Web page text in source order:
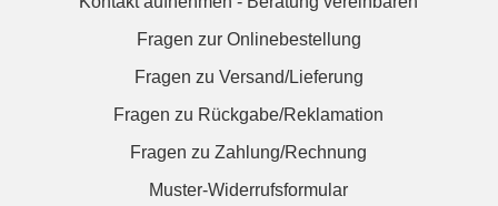
Fragen zur Onlinebestellung
Fragen zu Versand/Lieferung
Fragen zu Rückgabe/Reklamation
Fragen zu Zahlung/Rechnung
Muster-Widerrufsformular